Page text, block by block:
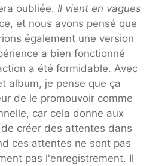
oubliée. Il vient en vagues
et nous avons pensé que
également une version
a bien fonctionné
a été formidable. Avec
album, je pense que ça
de le promouvoir comme
car cela donne aux
créer des attentes dans
ces attentes ne sont pas
pas l'enregistrement. Il